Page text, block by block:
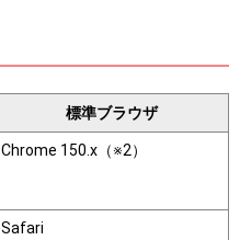
標準ブラウザ
Chrome 150.x（※2）
Safari